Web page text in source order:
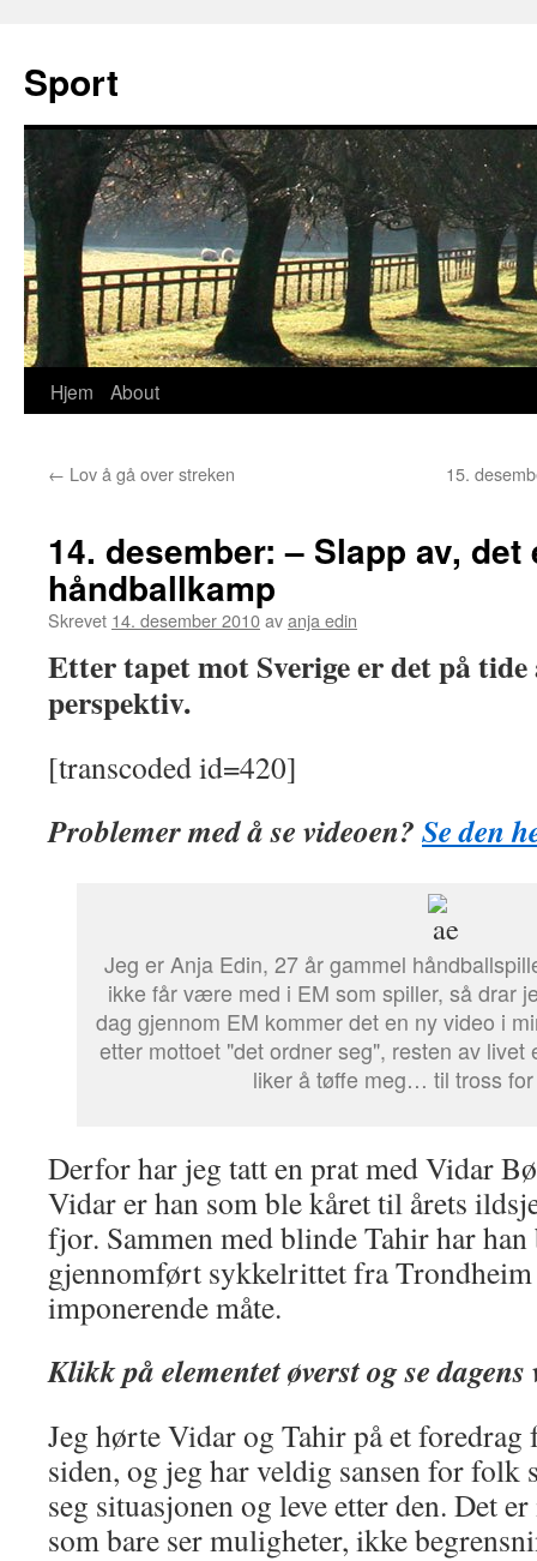
Sport
Hopp
innhold
Hjem About
← Lov å gå over streken 15.
14. desember: – Slapp av, det
håndballkamp
Skrevet 14. desember 2010avanja edin
Etter tapet mot Sverige er det på
perspektiv.
[transcoded id=420]
Problemer med å se videoen?Se den
Jeg er Anja Edin, 27 år gammel
ikke får være med i EM som spiller, så drar
dag gjennom EM kommer det en ny video i
etter mottoet "det ordner seg", resten av
liker å tøffe meg… til tross
Derfor har jeg tatt en prat med Vidar
Vidar er han som ble kåret til årets
fjor. Sammen med blinde Tahir har han
gjennomført sykkelrittet fra
imponerende måte.
Klikk på elementet øverst og se
Jeg hørte Vidar og Tahir på et foredrag
siden, og jeg har veldig sansen for folk
seg situasjonen og leve etter den. Det
som bare ser muligheter, ikke